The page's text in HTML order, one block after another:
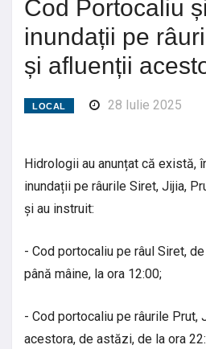
Cod Portocaliu
inundații pe
și afluenții
LOCAL 28 Iulie 2025
Hidrologii au anunțat că există,
inundații pe râurile Siret, Jijia,
și au instruit:
- Cod portocaliu pe râul Siret,
până mâine, la ora 12:00;
- Cod portocaliu pe râurile Prut,
acestora, de astăzi, de la ora